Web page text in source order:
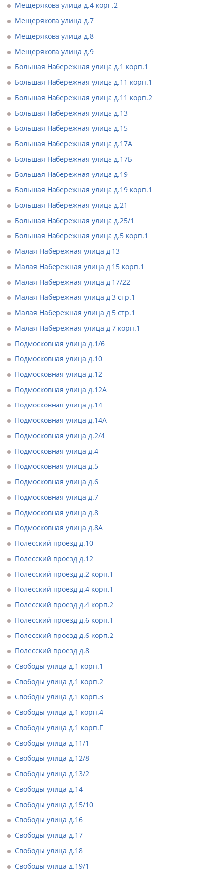
Мещерякова улица д.4 корп.2
Мещерякова улица д.7
Мещерякова улица д.8
Мещерякова улица д.9
Большая Набережная улица д.1 корп.1
Большая Набережная улица д.11 корп.1
Большая Набережная улица д.11 корп.2
Большая Набережная улица д.13
Большая Набережная улица д.15
Большая Набережная улица д.17А
Большая Набережная улица д.17Б
Большая Набережная улица д.19
Большая Набережная улица д.19 корп.1
Большая Набережная улица д.21
Большая Набережная улица д.25/1
Большая Набережная улица д.5 корп.1
Малая Набережная улица д.13
Малая Набережная улица д.15 корп.1
Малая Набережная улица д.17/22
Малая Набережная улица д.3 стр.1
Малая Набережная улица д.5 стр.1
Малая Набережная улица д.7 корп.1
Подмосковная улица д.1/6
Подмосковная улица д.10
Подмосковная улица д.12
Подмосковная улица д.12А
Подмосковная улица д.14
Подмосковная улица д.14А
Подмосковная улица д.2/4
Подмосковная улица д.4
Подмосковная улица д.5
Подмосковная улица д.6
Подмосковная улица д.7
Подмосковная улица д.8
Подмосковная улица д.8А
Полесский проезд д.10
Полесский проезд д.12
Полесский проезд д.2 корп.1
Полесский проезд д.4 корп.1
Полесский проезд д.4 корп.2
Полесский проезд д.6 корп.1
Полесский проезд д.6 корп.2
Полесский проезд д.8
Свободы улица д.1 корп.1
Свободы улица д.1 корп.2
Свободы улица д.1 корп.3
Свободы улица д.1 корп.4
Свободы улица д.1 корп.Г
Свободы улица д.11/1
Свободы улица д.12/8
Свободы улица д.13/2
Свободы улица д.14
Свободы улица д.15/10
Свободы улица д.16
Свободы улица д.17
Свободы улица д.18
Свободы улица д.19/1